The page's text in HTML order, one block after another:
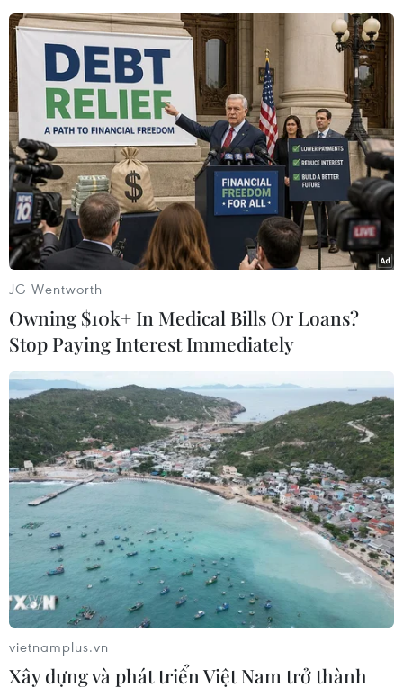
Hoàng Anh Tuấn (TTXVN)
#Đại tướng Võ Nguyên Giáp #Di ảnh
#Bảo tàng
#Kỷ vật
Theo dõi VietnamPlus
TIN CÙNG CHUYÊN MỤC
JG Wentworth
Owning $10k+ In Medical Bills Or Loans?
Stop Paying Interest Immediately
vietnamplus.vn
Xây dựng và phát triển Việt Nam trở thành